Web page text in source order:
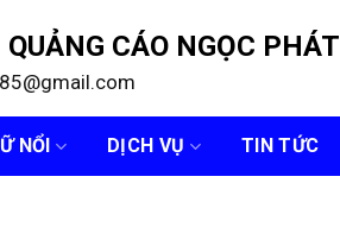
CÁO NGỌC PHÁT
NỔI DỊCH VỤ TIN TỨC